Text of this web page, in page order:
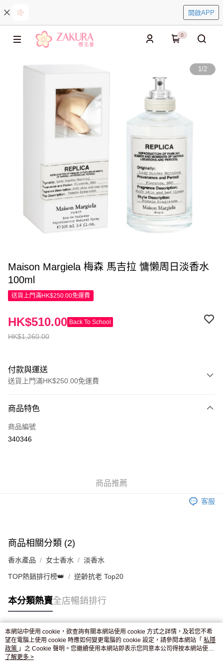
開啟APP
0
1/2
Maison Margiela 梅森 馬吉拉 慵懒周日淡香水
100ml
送貨上門滿HK$250.00免運費
HK$1,260.00
HK$510.00 Back To School
付款與運送
送貨上門滿HK$250.00免運費
信用卡
Apple Pay
付款後門市自取，訂單確認後2-4個工作天到店，7天內取。逾期後
商品特色
商品編號
340346
商品推薦
客服
商品相關分類 (2)
香水產品 女士香水 淡香水
TOP熱銷排行榜👑 逆齡抗老 Top20
本分類熱賣全店暢銷排行
熱門標籤
熱銷排行
本網站中使用 cookie，欲查詢有關本網站使用 cookie 方式之詳情，及若您不希
望在電腦上使用 cookie 時應如何變更電腦的 cookie 設定，請參閱本網站「 私隱
政策 」之 Cookie 聲明。您繼續使用本網站即表示您同意本公司得按本網站使用
條款之 Cookie 聲明使用 cookie。
了解更多 >